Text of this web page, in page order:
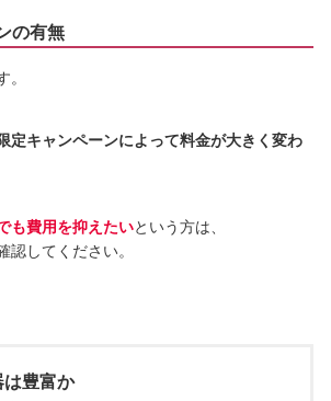
の有無
。
定キャンペーンによって料金が大きく変わ
も費用を抑えたいという方は、
認してください。
豊富か